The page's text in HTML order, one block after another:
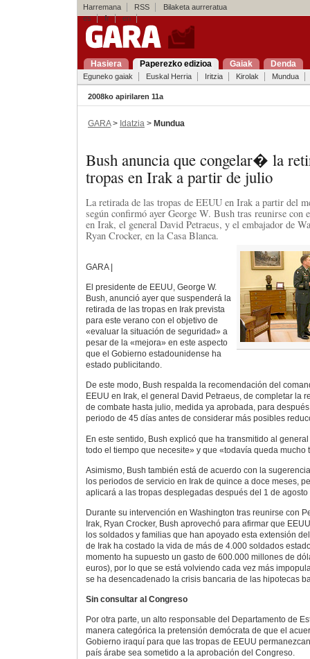
Harremana RSS
Bilaketa aurreratua
es
fr en
Hasiera Paperezko edizioa Gaiak Denda
Eguneko gaiak Euskal Herria Iritzia Kirolak Mundua
2008ko apirilaren 11a
GARA> Idatzia > Mundua
Bush anuncia que congelar� la
tropas en Irak a partir de julio
La retirada de las tropas de EEUU en Irak a partir del
según confirmó ayer George W. Bush tras reunirse con
en Irak, el general David Petraeus, y el embajador de
Ryan Crocker, en la Casa Blanca.
GARA |
El presidente de EEUU, George W.
Bush, anunció ayer que suspenderá la
retirada de las tropas en Irak prevista
para este verano con el objetivo de
«evaluar la situación de seguridad» a
pesar de la «mejora» en este aspecto
que el Gobierno estadounidense ha
estado publicitando.
De este modo, Bush respalda la recomendación del
EEUU en Irak, el general David Petraeus, de completar la
de combate hasta julio, medida ya aprobada, para
periodo de 45 días antes de considerar más posibles
En este sentido, Bush explicó que ha transmitido al
todo el tiempo que necesite» y que «todavía queda mucho
Asimismo, Bush también está de acuerdo con la
los periodos de servicio en Irak de quince a doce meses,
aplicará a las tropas desplegadas después del 1 de agosto
Durante su intervención en Washington tras reunirse con
Irak, Ryan Crocker, Bush aprovechó para afirmar que
los soldados y familias que han apoyado esta extensión
de Irak ha costado la vida de más de 4.000 soldados
momento ha supuesto un gasto de 600.000 millones de
euros), por lo que se está volviendo cada vez más
se ha desencadenado la crisis bancaria de las hipotecas
Sin consultar al Congreso
Por otra parte, un alto responsable del Departamento de
manera categórica la pretensión demócrata de que el
Gobierno iraquí para que las tropas de EEUU
país árabe sea sometido a la aprobación del Congreso.